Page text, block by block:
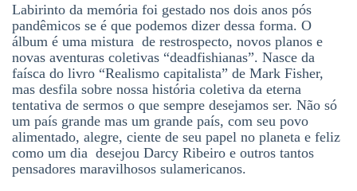
Labirinto da memória foi gestado nos dois anos pós
pandêmicos se é que podemos dizer dessa forma. O
álbum é uma mistura de restrospecto, novos planos e
novas aventuras coletivas “deadfishianas”. Nasce da
faísca do livro “Realismo capitalista” de Mark Fisher,
mas desfila sobre nossa história coletiva da eterna
tentativa de sermos o que sempre desejamos ser. Não só
um país grande mas um grande país, com seu povo
alimentado, alegre, ciente de seu papel no planeta e feliz
como um dia desejou Darcy Ribeiro e outros tantos
pensadores maravilhosos sulamericanos.